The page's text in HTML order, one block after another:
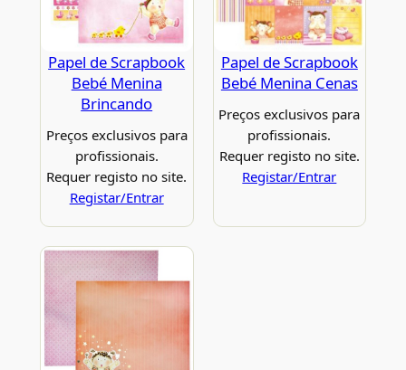
Papel de Scrapbook
Bebé Menina
Brincando
Preços exclusivos para
profissionais.
Requer registo no site.
Registar/Entrar
Papel de Scrapbook
Bebé Menina Cenas
Preços exclusivos para
profissionais.
Requer registo no site.
Registar/Entrar